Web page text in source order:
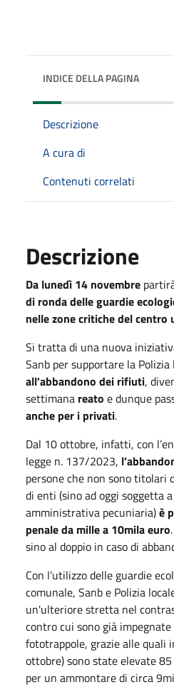
INDICE DELLA PAGINA
Descrizione
A cura di
Contenuti correlati
Descrizione
Da lunedì 14 novembre
di ronda delle guardie
nelle zone critiche del centro
Si tratta di una nuova
Sanb per supportare la Polizia
all'abbandono dei rifiuti,
settimana reato e dunque
anche per i privati.
Dal 10 ottobre, infatti, con
legge n. 137/2023,
persone che non sono titolari
di enti (sino ad oggi soggetta
amministrativa pecuniaria)è
penale da mille a 10mila euro
sino al doppio in caso di
Con l’utilizzo delle guardie
comunale, Sanb e Polizia
un'ulteriore stretta nel
contro cui sono già
fototrappole, grazie alle quali
ottobre) sono state elevate
per un ammontare di circa